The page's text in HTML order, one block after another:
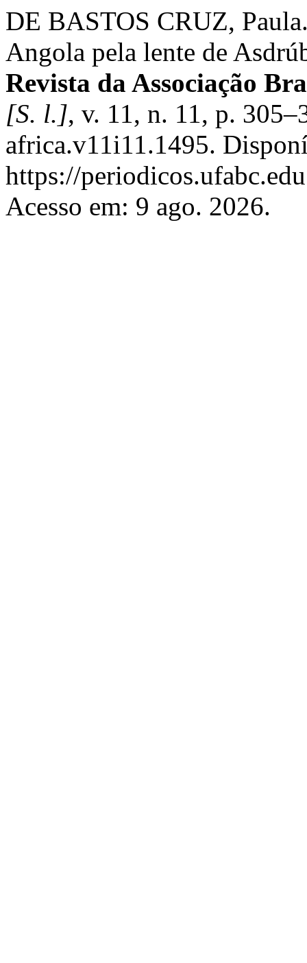
DE BASTOS CRUZ,
Angola pela lente de
Revista da Associação
[S. l.], v. 11, n. 11, p.
africa.v11i11.1495.
https://
Acesso em: 9 ago. 2026.